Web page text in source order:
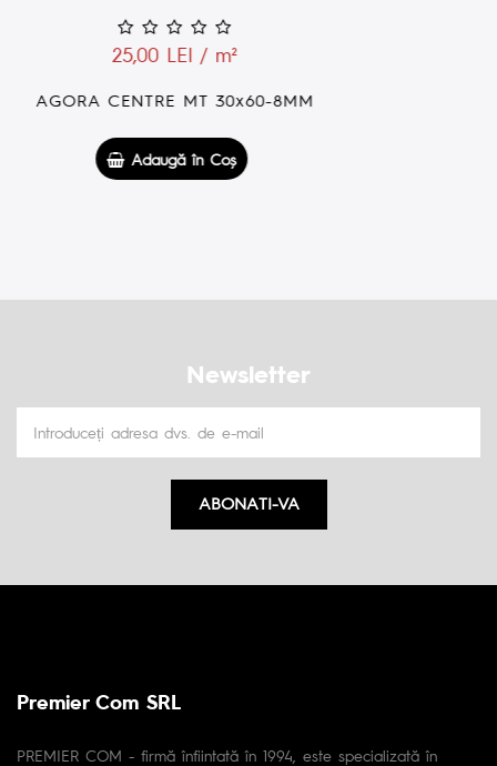
25,00 LEI / m²
AGORA COLISEUM MT 30x60-8MM
Adaugă în Coş
Newsletter
ABONATI-VA
Premier Com SRL
PREMIER COM - firmă înfiintată în 1994, este specializată în